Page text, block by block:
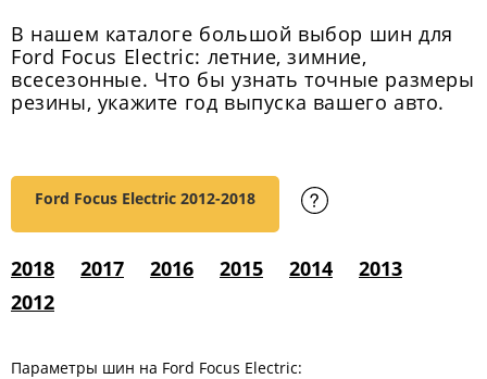
В нашем каталоге большой выбор шин для
Ford Focus Electric: летние, зимние,
всесезонные. Что бы узнать точные размеры
резины, укажите год выпуска вашего авто.
Ford Focus Electric 2012-2018
2018 2017 2016 2015 2014
2013
2012
Параметры шин на Ford Focus Electric: